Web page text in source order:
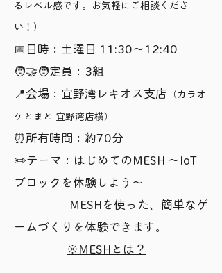
るレベル感です。お気軽にご相談くださ
い！）​
📅日時：土曜日 11:30〜12:40
🧑‍🤝‍🧑定員：3組
📍会場： 宜野湾レキオス支店 （カラオ
ケとまと 宜野湾店横）
⏰️所有時間：約70分
​✏️テーマ：はじめてのMESH 〜IoT
ブロックを体験しよう〜
MESHを使った、簡単なゲ
ームづくりを体験できます。
※MESHとは？